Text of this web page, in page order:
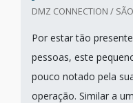
DMZ CONNECTION /
Por estar tão
pessoas, este
pouco notado pela
operação. Similar a